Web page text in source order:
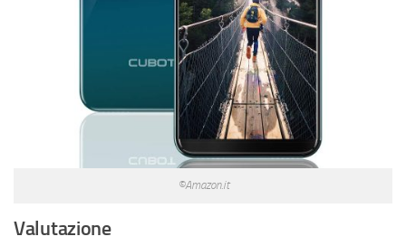
©Amazon.it
Valutazione